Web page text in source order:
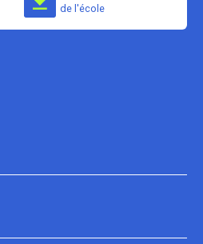
de l'école